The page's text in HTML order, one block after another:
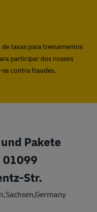
taxas para treinamentos
participar dos nossos
se contra fraudes.
Pakete
Str.